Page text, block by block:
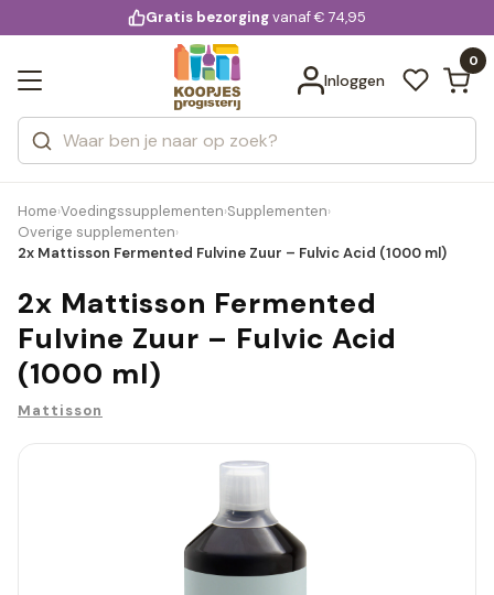
voor 20:00 uur besteld
Gratis bezorgingvanaf € 74,95
Inloggen
0
Zoeken
Categorieën
Merken
Bekijk alle resultaten
Home›Voedingssupplementen›Supplementen›
Overige supplementen›
2x Mattisson Fermented Fulvine Zuur – Fulvic Acid (1000 ml)
2x Mattisson Fermented
Fulvine Zuur – Fulvic Acid
(1000 ml)
Mattisson